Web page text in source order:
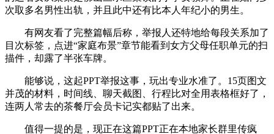
次取多名男性出轨，并且此中还有比本人年纪小的男生。
有网友看了完整篇幅后称，举报人还特地给每段关系加了
目次标签，点进“家庭布景”章节能看到女方父母任职单元的扫
描件，却露了半张车牌。
能够说，这起PPT举报这事，玩出专业水准了。15页图文
并茂的材料，时间线、聊天截图、行程比对全用表格框好了，
连两人常去的茶餐厅会员卡记实都贴了出来。
值得一提的是，现正在这篇PPT正在本地家长群里传疯